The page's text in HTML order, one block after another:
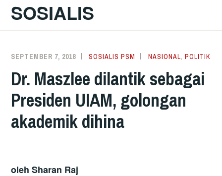
SOSIALIS
SEPTEMBER 7, 2018 SOSIALIS PSM NASIONAL ,POLITIK
Dr. Maszlee dilantik sebagai
Presiden UIAM, golongan
akademik dihina
oleh Sharan Raj